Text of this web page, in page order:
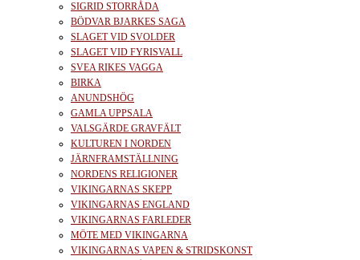
SIGRID STORRÅDA
BÖDVAR BJARKES SAGA
SLAGET VID SVOLDER
SLAGET VID FYRISVALL
SVEA RIKES VAGGA
BIRKA
ANUNDSHÖG
GAMLA UPPSALA
VALSGÄRDE GRAVFÄLT
KULTUREN I NORDEN
JÄRNFRAMSTÄLLNING
NORDENS RELIGIONER
VIKINGARNAS SKEPP
VIKINGARNAS ENGLAND
VIKINGARNAS FARLEDER
MÖTE MED VIKINGARNA
VIKINGARNAS VAPEN & STRIDSKONST